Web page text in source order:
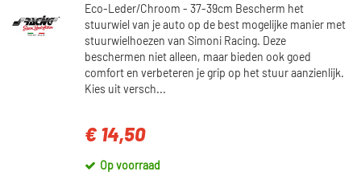
Eco-Leder/Chroom - 37-39cm Bescherm het
stuurwiel van je auto op de best mogelijke manier met
stuurwielhoezen van Simoni Racing. Deze
beschermen niet alleen, maar bieden ook goed
comfort en verbeteren je grip op het stuur aanzienlijk.
Kies uit versch...
€ 14,50
Op voorraad